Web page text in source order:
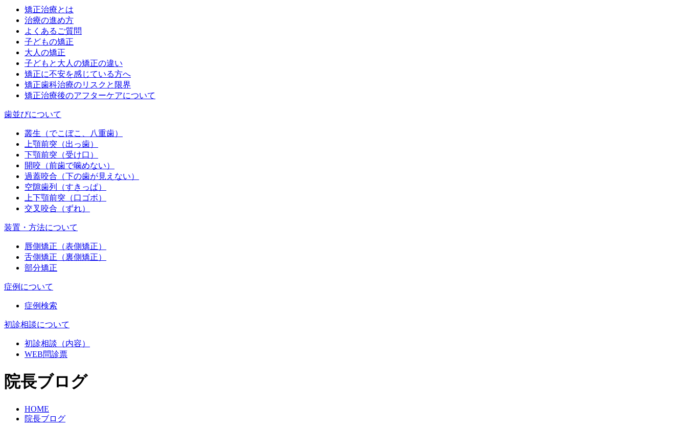
矯正治療とは
治療の進め方
よくあるご質問
子どもの矯正
大人の矯正
子どもと大人の矯正の違い
矯正に不安を感じている方へ
矯正歯科治療のリスクと限界
矯正治療後のアフターケアについて
歯並びについて
叢生（でこぼこ、八重歯）
上顎前突（出っ歯）
下顎前突（受け口）
開咬（前歯で噛めない）
過蓋咬合（下の歯が見えない）
空隙歯列（すきっぱ）
上下顎前突（口ゴボ）
交叉咬合（ずれ）
装置・方法について
唇側矯正（表側矯正）
舌側矯正（裏側矯正）
部分矯正
症例について
症例検索
初診相談について
初診相談（内容）
WEB問診票
院長ブログ
HOME
院長ブログ